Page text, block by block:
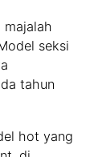
majalah
seksi
tahun
hot yang